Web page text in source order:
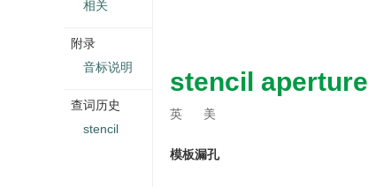
stencil aperture
英 美
模板漏孔
相关
附录
音标说明
查词历史
stencil